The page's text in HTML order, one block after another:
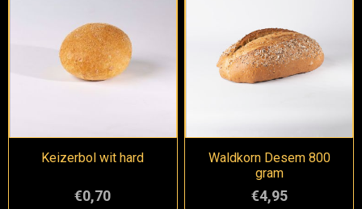
Keizerbol wit hard
€0,70
Waldkorn Desem 800
gram
€4,95